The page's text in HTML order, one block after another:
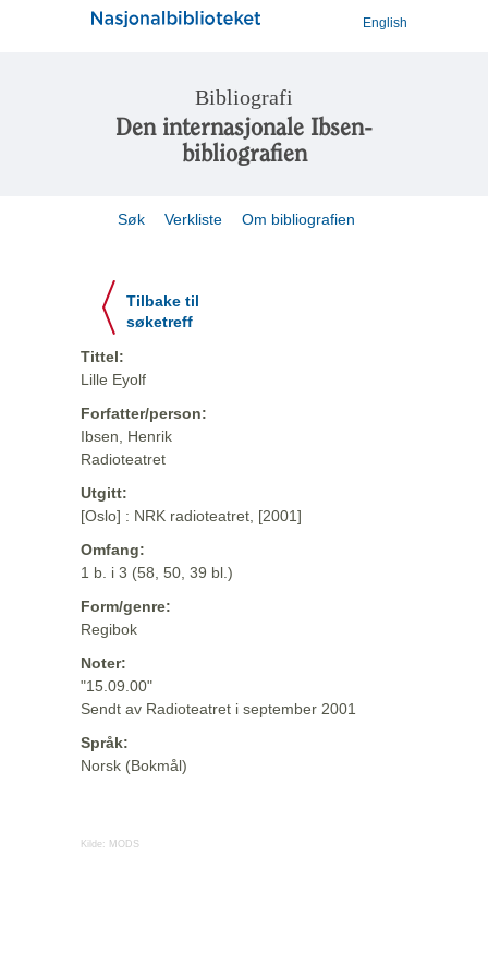
English
Bibliografi
Den internasjonale Ibsen-
bibliografien
Søk Verkliste Om bibliografien
Tilbake til
søketreff
Tittel:
Lille Eyolf
Forfatter/person:
Ibsen, Henrik
Radioteatret
Utgitt:
[Oslo] : NRK radioteatret, [2001]
Omfang:
1 b. i 3 (58, 50, 39 bl.)
Form/genre:
Regibok
Noter:
"15.09.00"
Sendt av Radioteatret i september 2001
Språk:
Norsk (Bokmål)
Kilde: MODS